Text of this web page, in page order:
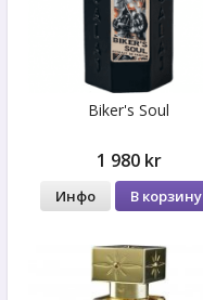
Biker's Soul
1 980 kr
Инфо В корзину